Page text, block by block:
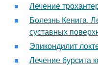
Лечение
Болезнь Кенига.
суставных
Эпикондилит
Лечение бурсита